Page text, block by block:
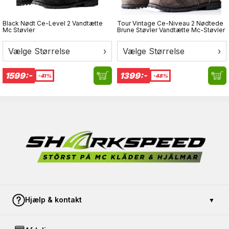
4XL/5XL – Bryst 123–130 cm
Black Nødt Ce-Level 2 Vandtætte
Mc Støvler
Vælge Størrelse ›
1599:- -41%
Tour Vintage Ce-Niveau 2 Nødtede
Brune Støvler Vandtætte Mc-Støvler
Vælge Størrelse ›
1399:- -48%
Hjælp & kontakt ▼